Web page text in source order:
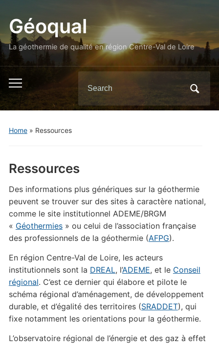
Géoqual
La géothermie de qualité en région Centre-Val de Loire
Toggle
mobile
menu
for:
Home» Ressources
Ressources
Des informations plus génériques sur la géothermie
peuvent se trouver sur des sites à caractère national,
comme le site institutionnel ADEME/BRGM
« Géothermies» ou celui de l’association française
des professionnels de la géothermie (AFPG).
En région Centre-Val de Loire, les acteurs
institutionnels sont la DREAL, l’ADEME, et le Conseil
régional. C’est ce dernier qui élabore et pilote le
schéma régional d’aménagement, de développement
durable, et d’égalité des territoires (SRADDET), qui
fixe notamment les orientations pour la géothermie.
L’observatoire régional de l’énergie et des gaz à effet